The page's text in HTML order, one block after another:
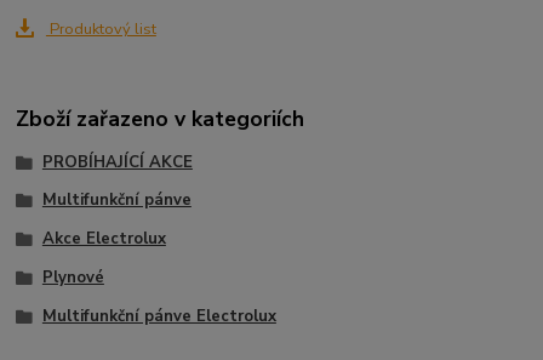
Produktový list
Zboží zařazeno v kategoriích
PROBÍHAJÍCÍ AKCE
Multifunkční pánve
Akce Electrolux
Plynové
Multifunkční pánve Electrolux